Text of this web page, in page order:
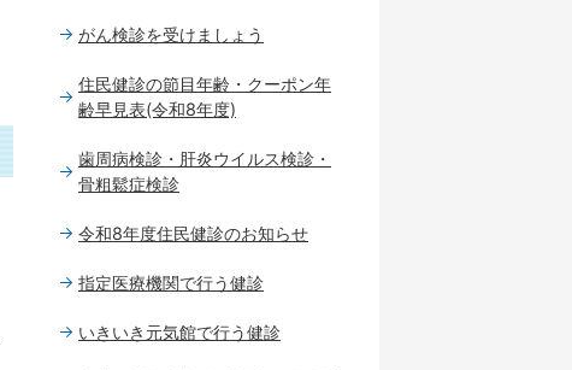
がん検診を受けましょう
住民健診の節目年齢・クーポン年
齢早見表(令和8年度)
歯周病検診・肝炎ウイルス検診・
骨粗鬆症検診
令和8年度住民健診のお知らせ
指定医療機関で行う健診
いきいき元気館で行う健診